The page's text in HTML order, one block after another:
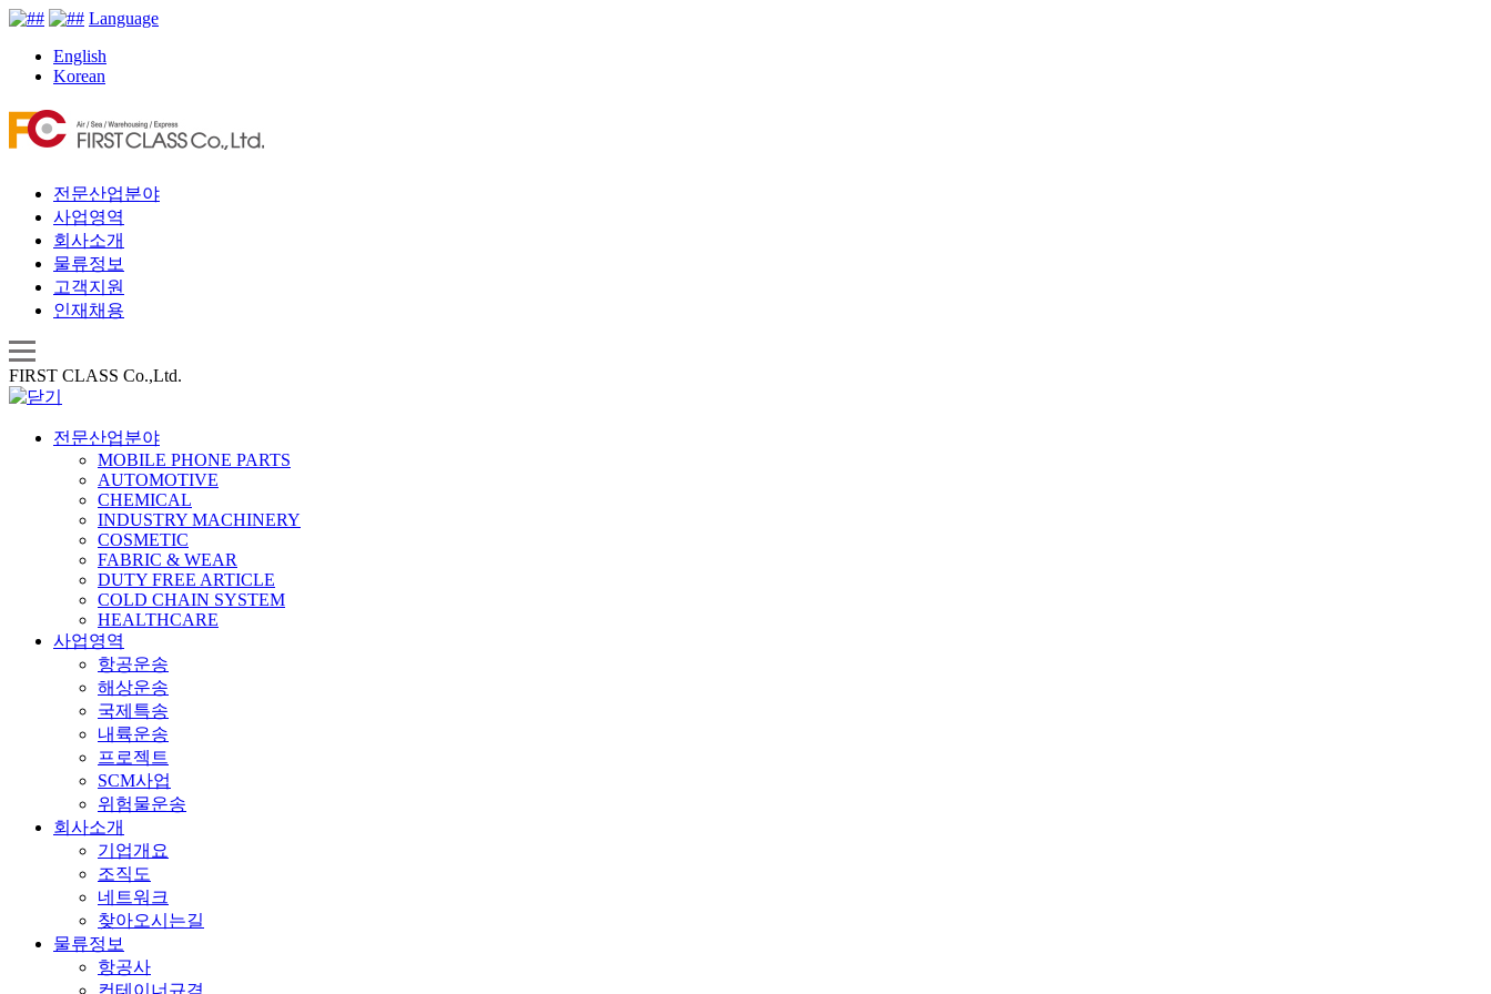
Language
English
Korean
전문산업분야
사업영역
회사소개
물류정보
고객지원
인재채용
FIRST CLASS Co.,Ltd.
전문산업분야
MOBILE PHONE PARTS
AUTOMOTIVE
CHEMICAL
INDUSTRY MACHINERY
COSMETIC
FABRIC & WEAR
DUTY FREE ARTICLE
COLD CHAIN SYSTEM
HEALTHCARE
사업영역
항공운송
해상운송
국제특송
내륙운송
프로젝트
SCM사업
위험물운송
회사소개
기업개요
조직도
네트워크
찾아오시는길
물류정보
항공사
컨테이너규격